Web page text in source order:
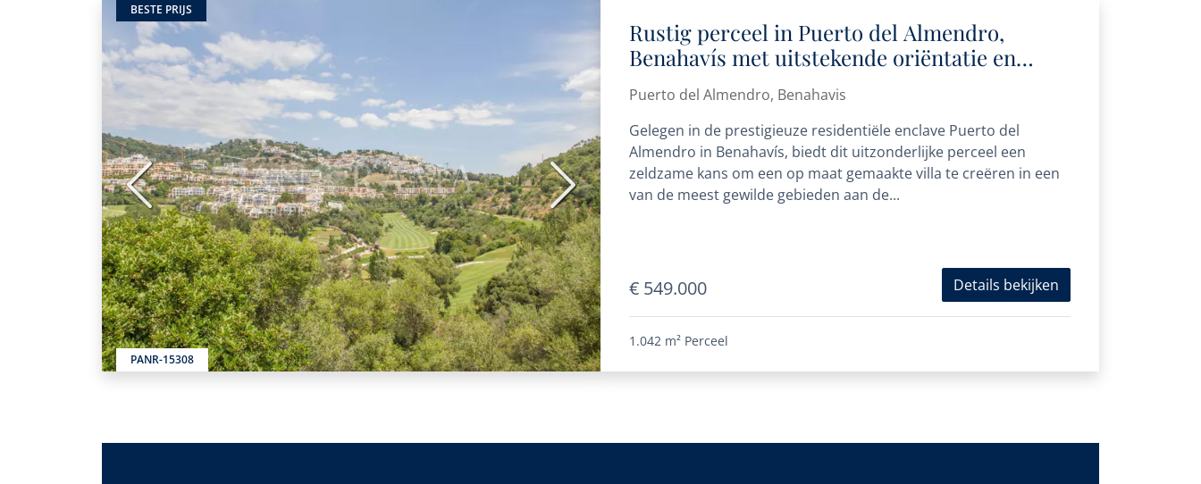
BESTE PRIJS
PANR-15308
Vorige Volgende
Rustig perceel in Puerto del Almendro,
Benahavís met uitstekende oriëntatie en
ontwikkelingspotentieel
Puerto del Almendro, Benahavis
Gelegen in de prestigieuze residentiële enclave Puerto del
Almendro in Benahavís, biedt dit uitzonderlijke perceel een
zeldzame kans om een op maat gemaakte villa te creëren in een
van de meest gewilde gebieden aan de...
€ 549.000 Details bekijken
1.042 m² Perceel